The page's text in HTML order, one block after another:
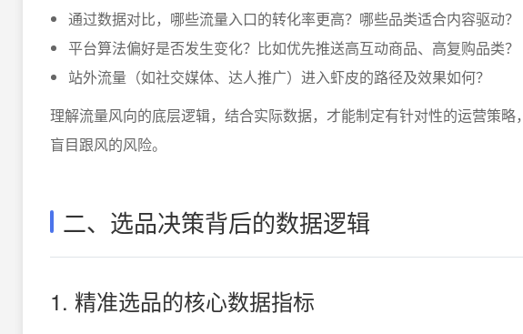
通过数据对比，哪些流量入口的转化率更高？哪些品类适合内容驱动？
平台算法偏好是否发生变化？比如优先推送高互动商品、高复购品类？
站外流量（如社交媒体、达人推广）进入虾皮的路径及效果如何？
理解流量风向的底层逻辑，结合实际数据，才能制定有针对性的运营策略
盲目跟风的风险。
二、选品决策背后的数据逻辑
1. 精准选品的核心数据指标